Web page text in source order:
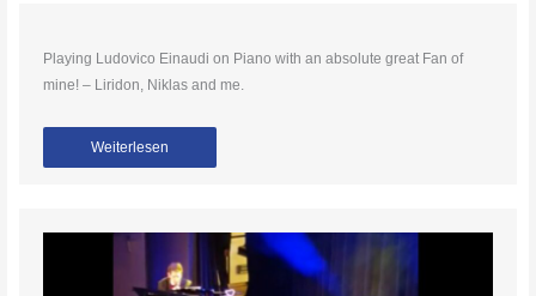
Playing Ludovico Einaudi on Piano with an absolute great Fan of
mine! – Liridon, Niklas and me.
Weiterlesen